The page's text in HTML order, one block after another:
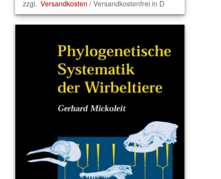
zzgl. Versandkosten / Versandkostenfrei in D